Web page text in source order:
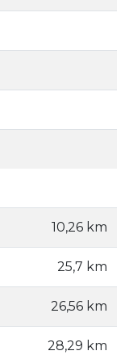
10,26 km
25,7 km
26,56 km
28,29 km